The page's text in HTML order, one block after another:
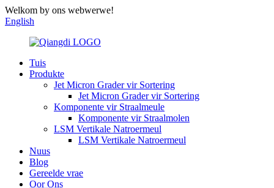
Welkom by ons webwerwe!
English
Tuis
Produkte
Jet Micron Grader vir Sortering
Jet Micron Grader vir Sortering
Komponente vir Straalmeule
Komponente vir Straalmolen
LSM Vertikale Natroermeul
LSM Vertikale Natroermeul
Nuus
Blog
Gereelde vrae
Oor Ons